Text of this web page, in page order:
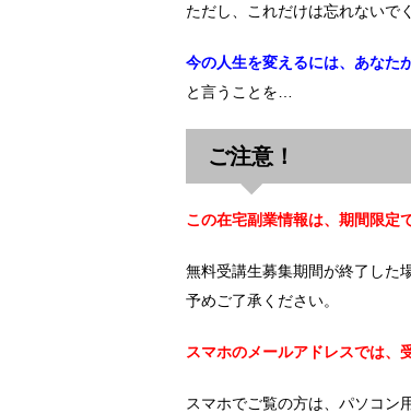
ただし、これだけは忘れないで
今の人生を変えるには、あなた
と言うことを…
ご注意！
この在宅副業情報は、期間限定
無料受講生募集期間が終了した
予めご了承ください。
スマホのメールアドレスでは、
スマホでご覧の方は、パソコン